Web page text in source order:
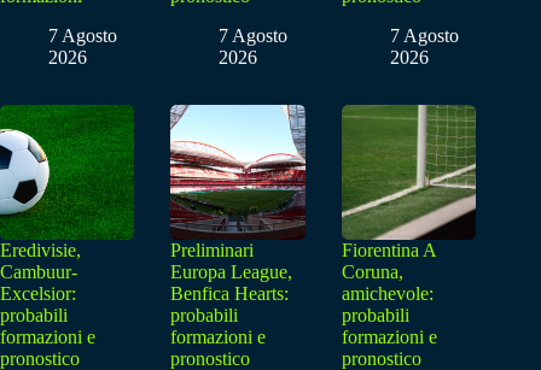
7 Agosto
2026
7 Agosto
2026
7 Agosto
2026
Eredivisie,
Cambuur-
Excelsior:
probabili
formazioni e
pronostico
Preliminari
Europa League,
Benfica Hearts:
probabili
formazioni e
pronostico
Fiorentina A
Coruna,
amichevole:
probabili
formazioni e
pronostico